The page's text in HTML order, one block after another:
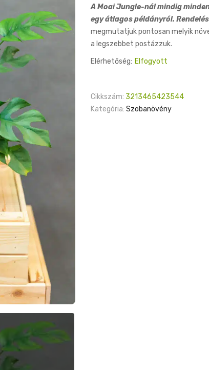
A Moai Jungle-nál mindig
egy átlagos példányról.
megmutatjuk pontosan melyik
a legszebbet postázzuk.
Elérhetőség: Elfogyott
Cikkszám: 3213465423544
Kategória: Szobanövény